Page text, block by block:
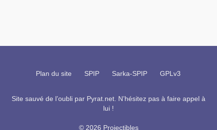
Plan du site SPIP Sarka-SPIP GPLv3
Site sauvé de l’oubli par Pyrat.net . N’hésitez pas à faire appel à
lui !
© 2026 Projectibles